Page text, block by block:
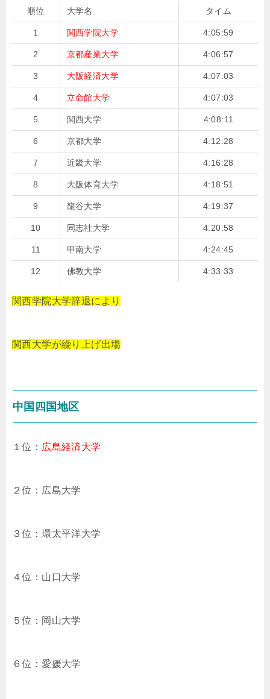
順位 大学名 タイム
1 関西学院大学 4:05:59
2 京都産業大学 4:06:57
3 大阪経済大学 4:07:03
4 立命館大学 4:07:03
5 関西大学 4:08:11
6 京都大学 4:12:28
7 近畿大学 4:16:28
8 大阪体育大学 4:18:51
9 龍谷大学 4:19:37
10 同志社大学 4:20:58
11 甲南大学 4:24:45
12 佛教大学 4:33:33
関西学院大学辞退により
関西大学が繰り上げ出場
中国四国地区
１位： 広島経済大学
２位：広島大学
３位：環太平洋大学
４位：山口大学
５位：岡山大学
６位：愛媛大学